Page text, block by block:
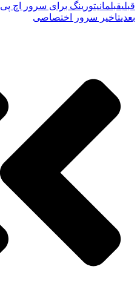
قبلیقبلمانیتورینگ برای سرور اچ پی
بعدیتاخیر سرور اختصاصی